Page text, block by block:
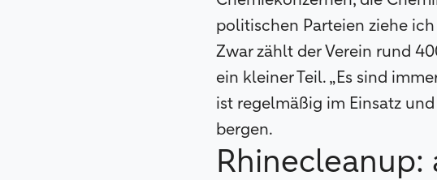
politischen Parteien ziehe
Zwar zählt der Verein rund
ein kleiner Teil. „Es sind
ist regelmäßig im Einsatz
bergen.